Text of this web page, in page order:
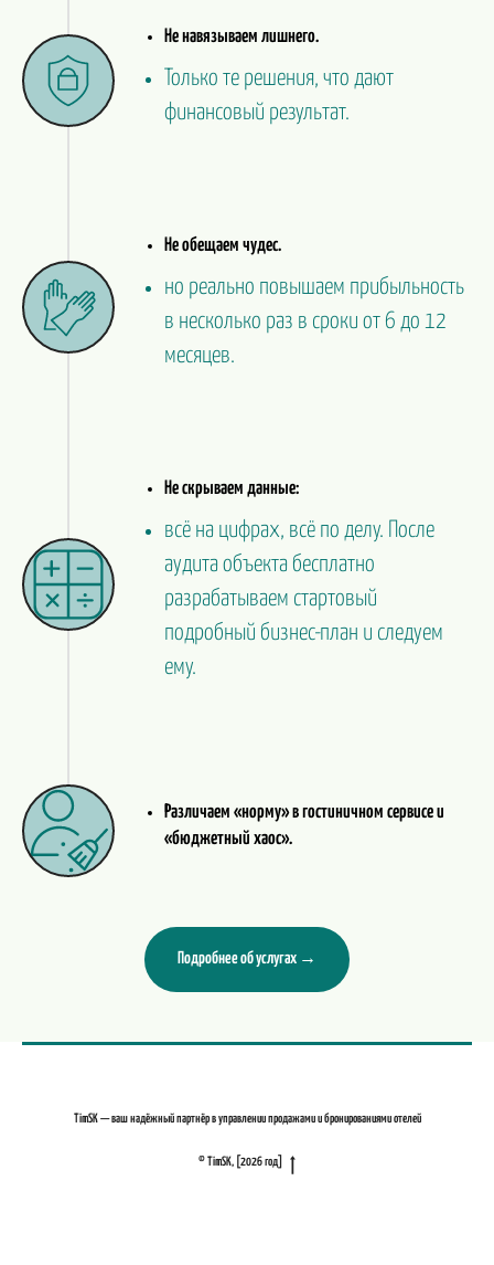
Не навязываем лишнего.
Только те решения, что дают
финансовый результат.
Не обещаем чудес.
но реально повышаем прибыльность
в несколько раз в сроки от 6 до 12
месяцев.
Не скрываем данные:
всё на цифрах, всё по делу. После
аудита объекта бесплатно
разрабатываем стартовый
подробный бизнес-план и следуем
ему.
Различаем «норму» в гостиничном сервисе и
«бюджетный хаос».
Подробнее об услугах →
TimSK — ваш надёжный партнёр в управлении продажами и бронированиями отелей
© TimSK, [2026 год]